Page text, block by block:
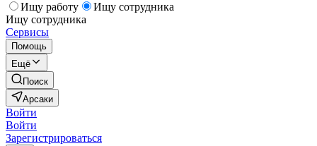
Ищу работу
Ищу сотрудника
Ищу сотрудника
Сервисы
Помощь
Ещё
Поиск
Арсаки
Войти
Войти
Зарегистрироваться